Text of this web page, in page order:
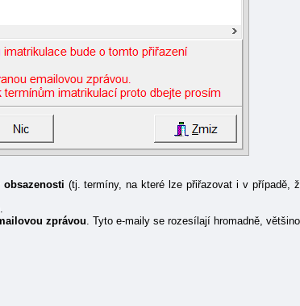
(tj. termíny, na které lze přiřazovat i v případě,
zprávou. Tyto e-maily se rozesílají hromadně,